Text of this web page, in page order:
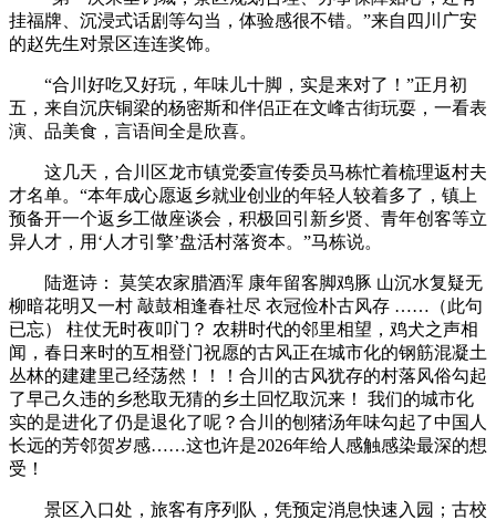
挂福牌、沉浸式话剧等勾当，体验感很不错。”来自四川广安
的赵先生对景区连连奖饰。
“合川好吃又好玩，年味儿十脚，实是来对了！”正月初
五，来自沉庆铜梁的杨密斯和伴侣正在文峰古街玩耍，一看表
演、品美食，言语间全是欣喜。
这几天，合川区龙市镇党委宣传委员马栋忙着梳理返村夫
才名单。“本年成心愿返乡就业创业的年轻人较着多了，镇上
预备开一个返乡工做座谈会，积极回引新乡贤、青年创客等立
异人才，用‘人才引擎’盘活村落资本。”马栋说。
陆逛诗： 莫笑农家腊酒浑 康年留客脚鸡豚 山沉水复疑无
柳暗花明又一村 敲鼓相逢春社尽 衣冠俭朴古风存 ……（此句
已忘） 柱仗无时夜叩门？ 农耕时代的邻里相望，鸡犬之声相
闻，春日来时的互相登门祝愿的古风正在城市化的钢筋混凝土
丛林的建建里己经荡然！！！合川的古风犹存的村落风俗勾起
了早己久违的乡愁取无猜的乡土回忆取沉来！ 我们的城市化
实的是进化了仍是退化了呢？合川的刨猪汤年味勾起了中国人
长远的芳邻贺岁感……这也许是2026年给人感触感染最深的想
受！
景区入口处，旅客有序列队，凭预定消息快速入园；古校